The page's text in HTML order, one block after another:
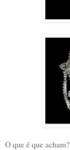
O que é que acham?